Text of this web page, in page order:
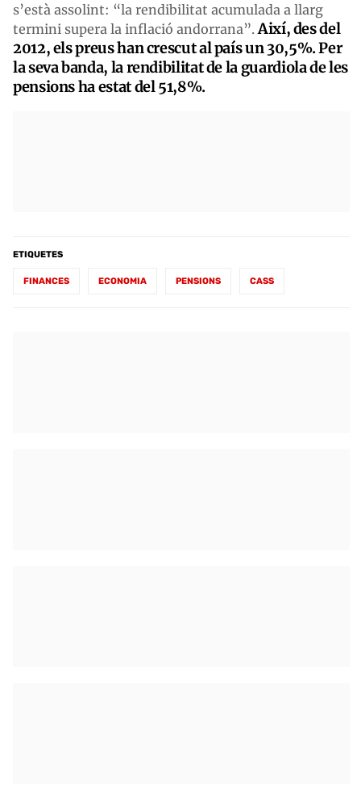
s’està assolint: “la rendibilitat acumulada a llarg
termini supera la inflació andorrana”. Així, des del
2012, els preus han crescut al país un 30,5%. Per
la seva banda, la rendibilitat de la guardiola de les
pensions ha estat del 51,8%.
ETIQUETES
FINANCES ECONOMIA PENSIONS CASS